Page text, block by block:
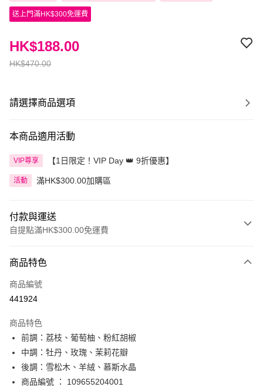
送上門滿HK$300免運費
HK$470.00
HK$188.00
請選擇商品選項
本商品適用活動
VIP尊享 【1日限定！VIP Day 👑 9折優惠】
活動 滿HK$300.00加購區
付款與運送
自提點滿HK$300.00免運費
信用卡
Apple Pay
PayMe
WeChat Pay
BoC Pay
商品特色
商品編號
441924
商品特色
前調：荔枝、葡萄柚、粉紅胡椒
中調：牡丹、玫瑰、茉莉花瓣
後調：雪松木、羊絨、慕斯水晶
商品編號 ： 109655204001